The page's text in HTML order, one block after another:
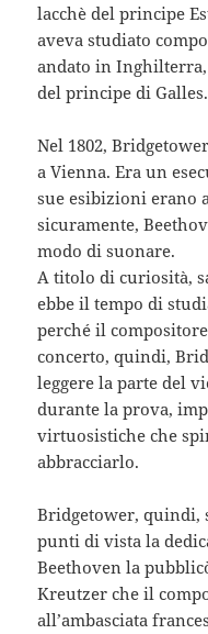
lacchè del principe
aveva studiato
andato in
del principe di Galles.
Nel 1802,
a Vienna. Era un
sue esibizioni erano
sicuramente,
modo di suonare.
A titolo di curiosità,
ebbe il tempo di
perché il
concerto, quindi,
leggere la parte del
durante la prova,
virtuosistiche che
abbracciarlo.
Bridgetower, quindi,
punti di vista la
Beethoven la
Kreutzer che il
all’ambasciata